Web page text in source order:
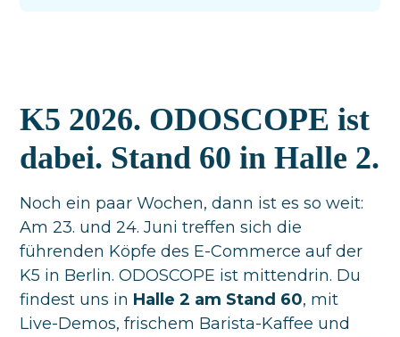
K5 2026. ODOSCOPE ist
dabei. Stand 60 in Halle 2.
Noch ein paar Wochen, dann ist es so weit:
Am 23. und 24. Juni treffen sich die
führenden Köpfe des E-Commerce auf der
K5 in Berlin. ODOSCOPE ist mittendrin. Du
findest uns in Halle 2 am Stand 60, mit
Live-Demos, frischem Barista-Kaffee und